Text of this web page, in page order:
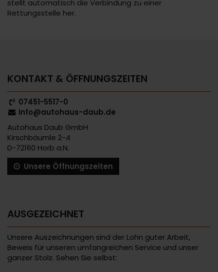
stellt automatisch die Verbindung zu einer
Rettungsstelle her.
KONTAKT & ÖFFNUNGSZEITEN
07451-5517-0
info@autohaus-daub.de
Autohaus Daub GmbH
Kirschbäumle 2-4
D-72160 Horb a.N.
Unsere Öffnungszeiten
AUSGEZEICHNET
Unsere Auszeichnungen sind der Lohn guter Arbeit,
Beweis für unseren umfangreichen Service und unser
ganzer Stolz. Sehen Sie selbst: